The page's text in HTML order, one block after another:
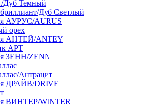
Дуб Темный
Дуб Светлый
АУРУС/AURUS
орех
АНТЕЙ/ANTEY
АРТ
ЗЕНН/ZENN
Антрацит
ДРАЙВ/DRIVE
ВИНТЕР/WINTER